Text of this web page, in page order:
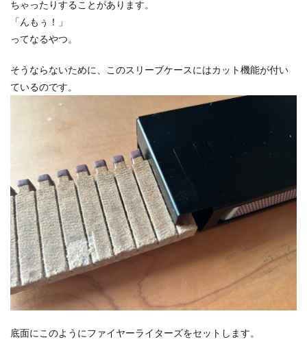
ちゃったりすることがあります。
「んもぅ！」
ってなるやつ。
そうならないために、このスリーブケースにはカット機能が付い
ているのです。
底面にこのようにファイヤーライターズをセットします。